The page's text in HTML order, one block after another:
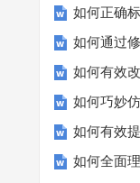
如何正确
如何通过
如何有效
如何巧妙
如何有效
如何全面